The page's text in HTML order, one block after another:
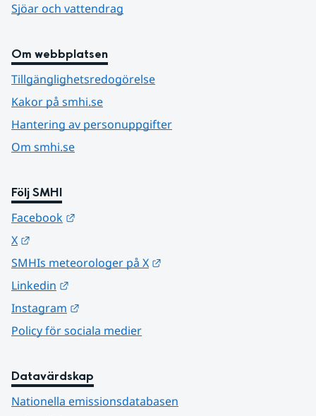
Sjöar och vattendrag
Om webbplatsen
Tillgänglighetsredogörelse
Kakor på smhi.se
Hantering av personuppgifter
Om smhi.se
Följ SMHI
Facebook
X
SMHIs meteorologer på X
Linkedin
Instagram
Policy för sociala medier
Datavärdskap
Nationella emissionsdatabasen